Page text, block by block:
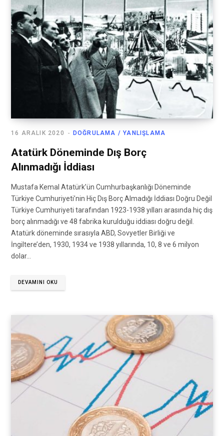
DOĞRULAMA / YANLIŞLAMA
16 ARALIK 2020
Atatürk Döneminde Dış Borç
Alınmadığı İddiası
Mustafa Kemal Atatürk’ün Cumhurbaşkanlığı Döneminde
Türkiye Cumhuriyeti’nin Hiç Dış Borç Almadığı İddiası Doğru Değil
Türkiye Cumhuriyeti tarafından 1923-1938 yılları arasında hiç dış
borç alınmadığı ve 48 fabrika kurulduğu iddiası doğru değil.
Atatürk döneminde sırasıyla ABD, Sovyetler Birliği ve
İngiltere’den, 1930, 1934 ve 1938 yıllarında, 10, 8 ve 6 milyon
dolar…
DEVAMINI OKU